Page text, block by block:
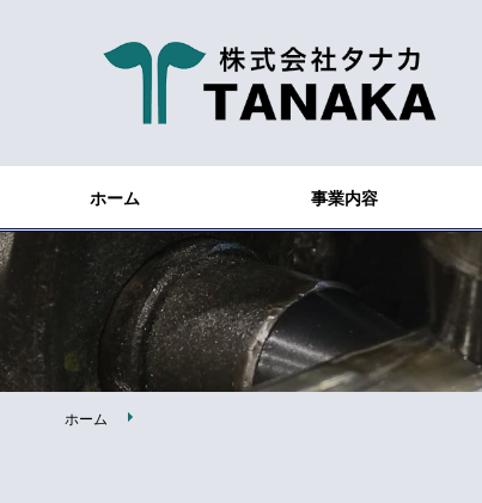
ホーム 事業内容
ホーム